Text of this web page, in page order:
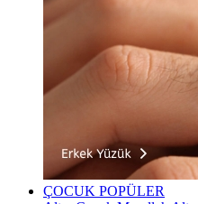
ÇOCUK POPÜLER